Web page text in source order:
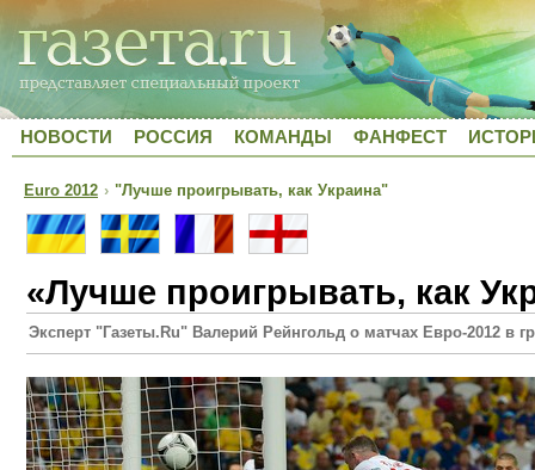
НОВОСТИ РОССИЯ КОМАНДЫ ФАНФЕСТ
Euro 2012 › "Лучше проигрывать, как Украина"
«Лучше проигрывать, как
Эксперт "Газеты.Ru" Валерий Рейнгольд о матчах Евро-2012 в